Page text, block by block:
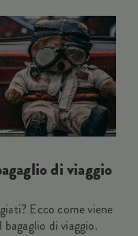
di viaggio
Ecco come viene
di viaggio.